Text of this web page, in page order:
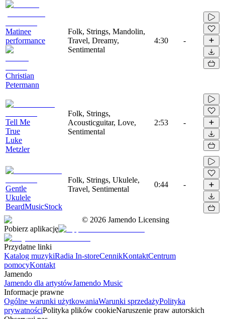
Matinee
performance
Christian
Petermann
Folk, Strings, Mandolin,
Travel, Dreamy,
Sentimental
4:30 -
Tell Me
True
Luke
Metzler
Folk, Strings,
Acousticguitar, Love,
Sentimental
2:53 -
Gentle
Ukulele
BeardMusicStock
Folk, Strings, Ukulele,
Travel, Sentimental
0:44 -
© 2026 Jamendo Licensing
Pobierz aplikację
Przydatne linki
Katalog muzykiRadia In-storeCennikKontaktCentrum
pomocyKontakt
Jamendo
Jamendo dla artystówJamendo Music
Informacje prawne
Ogólne warunki użytkowaniaWarunki sprzedażyPolityka
prywatnościPolityka plików cookieNaruszenie praw autorskich